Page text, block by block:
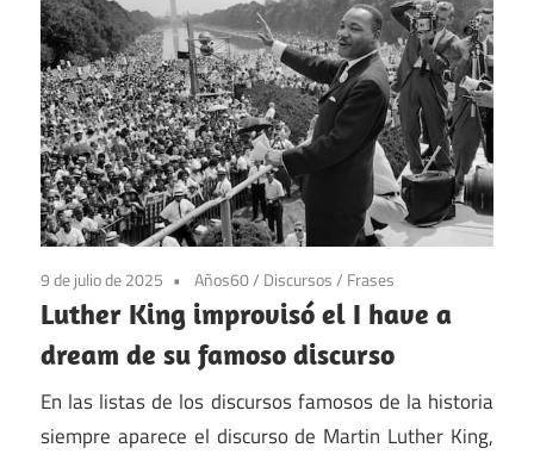
9 de julio de 2025 Años60/ Discursos/ Frases
Luther King improvisó el I have a
dream de su famoso discurso
En las listas de los discursos famosos de la historia
siempre aparece el discurso de Martin Luther King,